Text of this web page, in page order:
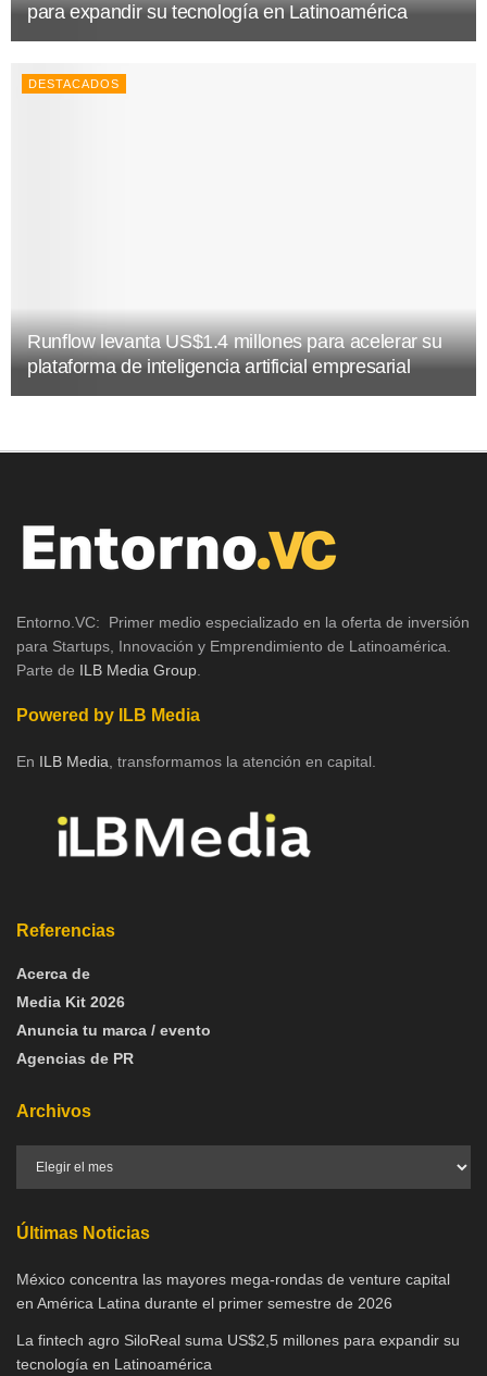
para expandir su tecnología en Latinoamérica
DESTACADOS
Runflow levanta US$1.4 millones para acelerar su
plataforma de inteligencia artificial empresarial
Entorno.VC: Primer medio especializado en la oferta de inversión
para Startups, Innovación y Emprendimiento de Latinoamérica.
Parte de ILB Media Group.
Powered by ILB Media
En ILB Media, transformamos la atención en capital.
Referencias
Acerca de
Media Kit 2026
Anuncia tu marca / evento
Agencias de PR
Archivos
Últimas Noticias
México concentra las mayores mega-rondas de venture capital
en América Latina durante el primer semestre de 2026
La fintech agro SiloReal suma US$2,5 millones para expandir su
tecnología en Latinoamérica